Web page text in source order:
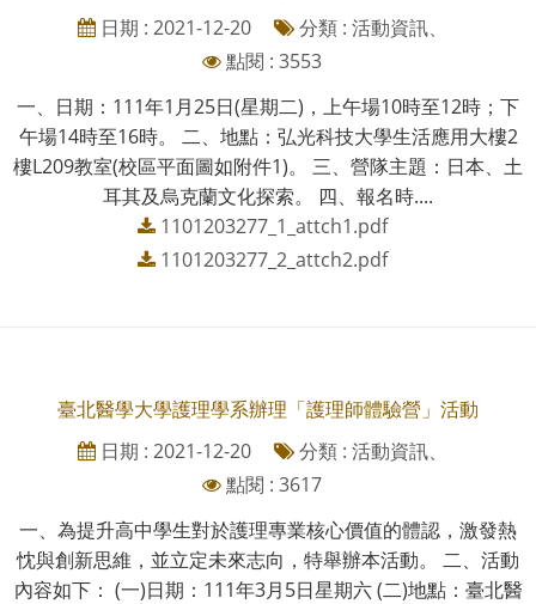
日期 : 2021-12-20
分類 : 活動資訊、
點閱 : 3553
一、日期：111年1月25日(星期二)，上午場10時至12時；下
午場14時至16時。 二、地點：弘光科技大學生活應用大樓2
樓L209教室(校區平面圖如附件1)。 三、營隊主題：日本、土
耳其及烏克蘭文化探索。 四、報名時....
1101203277_1_attch1.pdf
1101203277_2_attch2.pdf
臺北醫學大學護理學系辦理「護理師體驗營」活動
日期 : 2021-12-20
分類 : 活動資訊、
點閱 : 3617
一、為提升高中學生對於護理專業核心價值的體認，激發熱
忱與創新思維，並立定未來志向，特舉辦本活動。 二、活動
內容如下： (一)日期：111年3月5日星期六 (二)地點：臺北醫